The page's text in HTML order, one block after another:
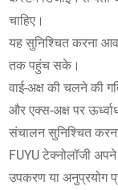
चाहिए।
यह सुनिश्चित करना
तक पहुंच सके।
वाई-अक्ष की चलने की
और एक्स-अक्ष पर
संचालन सुनिश्चित
FUYU टेक्नोलॉजी अपने
उपकरण या अनुप्रयोग